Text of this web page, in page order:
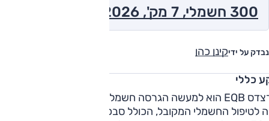
נבדק על ידיקינן כהן
300 חשמלי, 7 מק', Electric, 4x4 2026
כללי
לטיפול החשמלי המקובל, הכולל סבכה אטומה, חישוקים שונים,